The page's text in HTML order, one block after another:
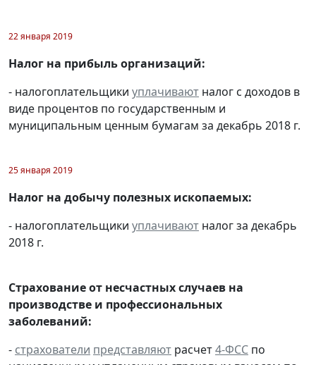
22 января 2019
Налог на прибыль организаций:
- налогоплательщики уплачивают налог с доходов в
виде процентов по государственным и
муниципальным ценным бумагам за декабрь 2018 г.
25 января 2019
Налог на добычу полезных ископаемых:
- налогоплательщики уплачивают налог за декабрь
2018 г.
Страхование от несчастных случаев на
производстве и профессиональных
заболеваний:
- страхователи представляют расчет4-ФСС по